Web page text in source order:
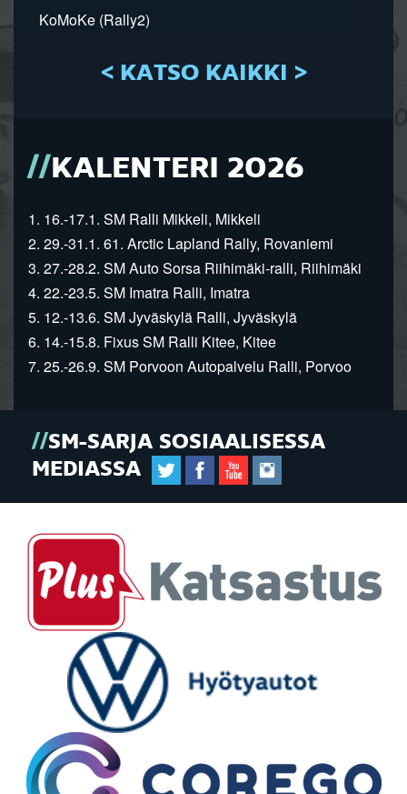
KoMoKe (Rally2)
< KATSO KAIKKI >
KALENTERI 2026
1. 16.-17.1. SM Ralli Mikkeli, Mikkeli
2. 29.-31.1. 61. Arctic Lapland Rally, Rovaniemi
3. 27.-28.2. SM Auto Sorsa Riihimäki-ralli, Riihimäki
4. 22.-23.5. SM Imatra Ralli, Imatra
5. 12.-13.6. SM Jyväskylä Ralli, Jyväskylä
6. 14.-15.8. Fixus SM Ralli Kitee, Kitee
7. 25.-26.9. SM Porvoon Autopalvelu Ralli, Porvoo
SM-SARJA SOSIAALISESSA
MEDIASSA